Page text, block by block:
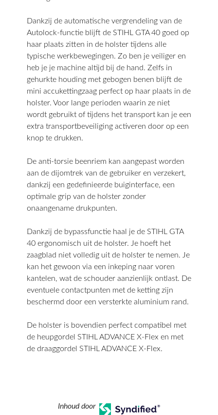
Dankzij de automatische vergrendeling van de
Autolock-functie blijft de STIHL GTA 40 goed op
haar plaats zitten in de holster tijdens alle
typische werkbewegingen. Zo ben je veiliger en
heb je je machine altijd bij de hand. Zelfs in
gehurkte houding met gebogen benen blijft de
mini accukettingzaag perfect op haar plaats in de
holster. Voor lange perioden waarin ze niet
wordt gebruikt of tijdens het transport kan je een
extra transportbeveiliging activeren door op een
knop te drukken.
De anti-torsie beenriem kan aangepast worden
aan de dijomtrek van de gebruiker en verzekert,
dankzij een gedefinieerde buiginterface, een
optimale grip van de holster zonder
onaangename drukpunten.
Dankzij de bypassfunctie haal je de STIHL GTA
40 ergonomisch uit de holster. Je hoeft het
zaagblad niet volledig uit de holster te nemen. Je
kan het gewoon via een inkeping naar voren
kantelen, wat de schouder aanzienlijk ontlast. De
eventuele contactpunten met de ketting zijn
beschermd door een versterkte aluminium rand.
De holster is bovendien perfect compatibel met
de heupgordel STIHL ADVANCE X-Flex en met
de draaggordel STIHL ADVANCE X-Flex.
Inhoud door